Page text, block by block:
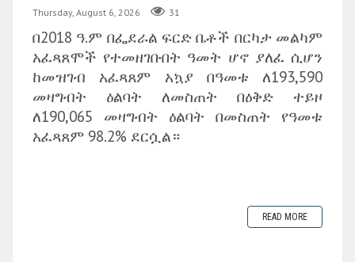
Thursday, August 6, 2026 31
በ2018 ዓ.ም በፌደራል ፍርድ ቤቶች በርካታ መልካም
አፈጻጸሞች የተመዘገቡበት ዓመት ሆኖ ያለፈ ሲሆን
ከመዝገብ አፈጻጸም አኳያ በዓመቱ ለ193,590
መዛግብት ዕልባት ለመስጠት በዕቅድ ተይዞ
ለ190,065 መዛግብት ዕልባት በመስጠት የዓመቱ
አፈጻጸም 98.2% ደርሷል።
READ MORE